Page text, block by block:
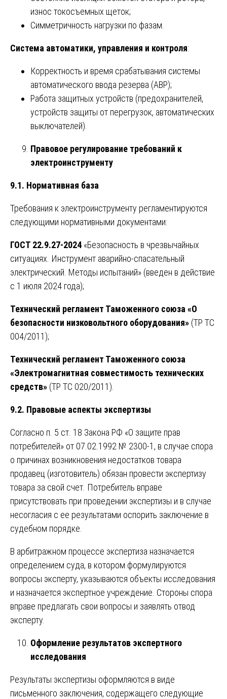
износ токосъемных щеток;
Симметричность нагрузки по фазам.
Система автоматики, управления и контроля:
Корректность и время срабатывания системы
автоматического ввода резерва (АВР);
Работа защитных устройств (предохранителей,
устройств защиты от перегрузок, автоматических
выключателей).
Правовое регулирование требований к
электроинструменту
9.1. Нормативная база
Требования к электроинструменту регламентируются
следующими нормативными документами:
ГОСТ 22.9.27-2024 «Безопасность в чрезвычайных
ситуациях. Инструмент аварийно-спасательный
электрический. Методы испытаний» (введен в действие
с 1 июля 2024 года);
Технический регламент Таможенного союза «О
безопасности низковольтного оборудования» (ТР ТС
004/2011);
Технический регламент Таможенного союза
«Электромагнитная совместимость технических
средств» (ТР ТС 020/2011).
9.2. Правовые аспекты экспертизы
Согласно п. 5 ст. 18 Закона РФ «О защите прав
потребителей» от 07.02.1992 № 2300-1, в случае спора
о причинах возникновения недостатков товара
продавец (изготовитель) обязан провести экспертизу
товара за свой счет. Потребитель вправе
присутствовать при проведении экспертизы и в случае
несогласия с ее результатами оспорить заключение в
судебном порядке.
В арбитражном процессе экспертиза назначается
определением суда, в котором формулируются
вопросы эксперту, указываются объекты исследования
и назначается экспертное учреждение. Стороны спора
вправе предлагать свои вопросы и заявлять отвод
эксперту.
Оформление результатов экспертного
исследования
Результаты экспертизы оформляются в виде
письменного заключения, содержащего следующие